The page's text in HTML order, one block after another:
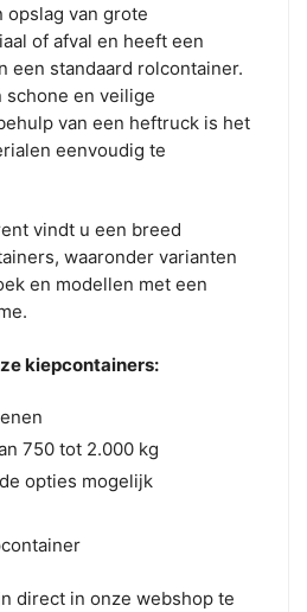
van grote
of afval en heeft een
een standaard rolcontainer.
schone en veilige
van een heftruck is het
eenvoudig te
vindt u een breed
waaronder varianten
en modellen met een
kiepcontainers:
750 tot 2.000 kg
opties mogelijk
direct in onze webshop te